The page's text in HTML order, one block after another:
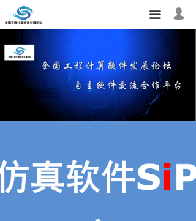
끀
首页
关于论坛
软件中心
论坛活动
会员之家
联系我们
넙